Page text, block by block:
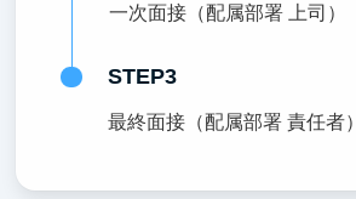
一次面接（配属部署 上司）
STEP3
最終面接（配属部署 責任者）